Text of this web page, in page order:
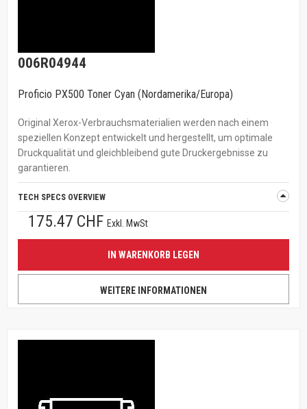
006R04944
Proficio PX500 Toner Cyan (Nordamerika/Europa)
Original Xerox-Verbrauchsmaterialien werden nach einem
speziellen Konzept entwickelt und hergestellt, um optimale
Druckqualität und gleichbleibend gute Druckergebnisse zu
garantieren.
TECH SPECS OVERVIEW
175.47 CHF Exkl. MwSt
IN WARENKORB LEGEN
WEITERE INFORMATIONEN